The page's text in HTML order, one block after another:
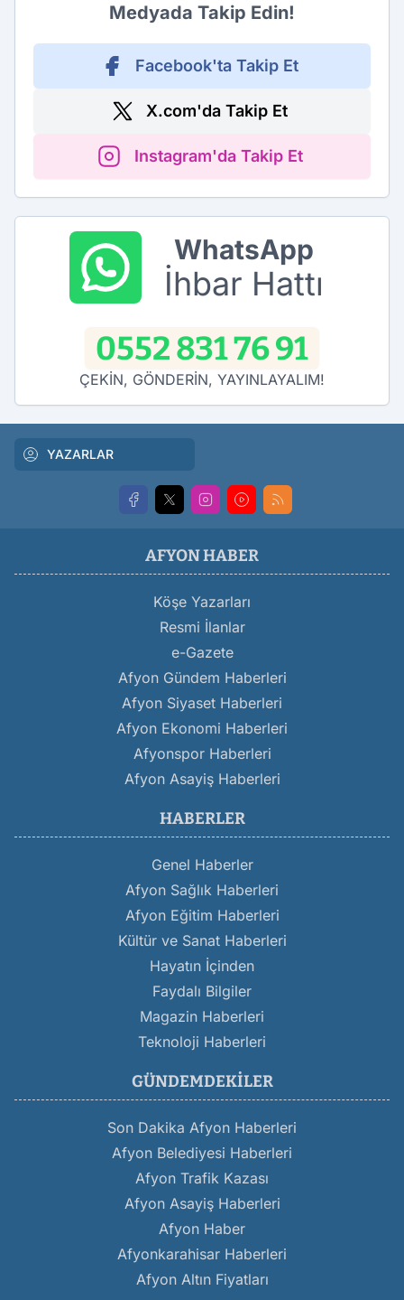
Medyada Takip Edin!
Facebook'ta Takip Et
X.com'da Takip Et
Instagram'da Takip Et
WhatsApp
İhbar Hattı
0552 831 76 91
ÇEKİN, GÖNDERİN, YAYINLAYALIM!
YAZARLAR
AFYON HABER
Köşe Yazarları
Resmi İlanlar
e-Gazete
Afyon Gündem Haberleri
Afyon Siyaset Haberleri
Afyon Ekonomi Haberleri
Afyonspor Haberleri
Afyon Asayiş Haberleri
HABERLER
Genel Haberler
Afyon Sağlık Haberleri
Afyon Eğitim Haberleri
Kültür ve Sanat Haberleri
Hayatın İçinden
Faydalı Bilgiler
Magazin Haberleri
Teknoloji Haberleri
GÜNDEMDEKILER
Son Dakika Afyon Haberleri
Afyon Belediyesi Haberleri
Afyon Trafik Kazası
Afyon Asayiş Haberleri
Afyon Haber
Afyonkarahisar Haberleri
Afyon Altın Fiyatları